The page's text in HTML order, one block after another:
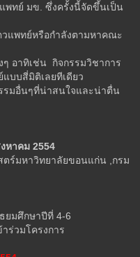
ทย์ มข. ซึ่งครั้งนี้จัดขึ้นเป็น
แพทย์หรือกำลังตามหาคณะ
อาทิเช่น กิจกรรมวิชาการ
บบสี่มิติเลยทีเดียว
รมอื่นๆที่น่าสนใจและน่าตื่น
หาคม 2554
ร์มหาวิทยาลัยขอนแก่น ,กรม
ยมศึกษาปีที่ 4-6
ร่วมโครงการ